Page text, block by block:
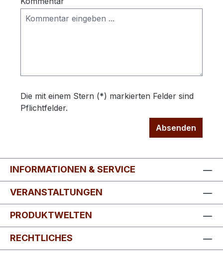
Die mit einem Stern (*) markierten Felder sind
Pflichtfelder.
Absenden
INFORMATIONEN & SERVICE
VERANSTALTUNGEN
PRODUKTWELTEN
RECHTLICHES